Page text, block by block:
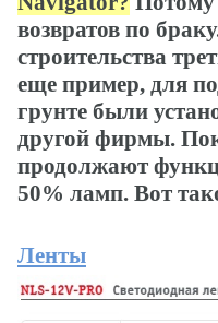
возвратов по
строительства
еще пример, для
грунте были
другой фирмы.
продолжают
50% ламп. Вот
Ленты